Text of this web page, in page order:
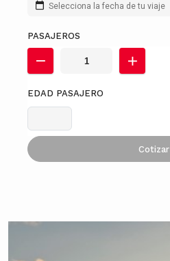
Selecciona la fecha de tu viaje
PASAJEROS
EDAD PASAJERO
Cotizar